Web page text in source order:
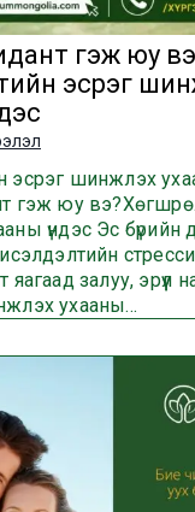
гэж юу
эсрэг
эсрэг шинжлэх
гэж юу
үндэс Эс бүрийн
залуу, эрүүл
ухааны…